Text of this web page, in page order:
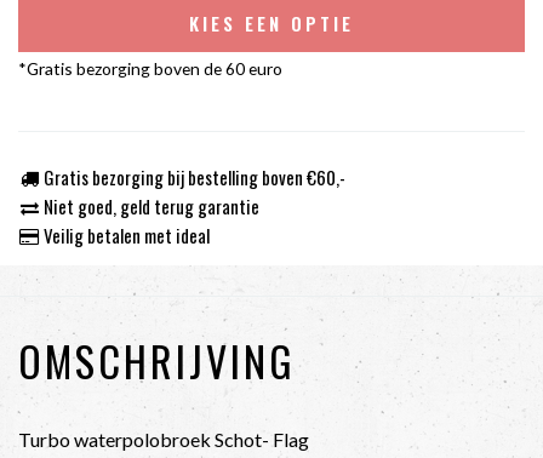
KIES EEN OPTIE
*Gratis bezorging boven de 60 euro
Gratis bezorging bij bestelling boven €60,-
Niet goed, geld terug garantie
Veilig betalen met ideal
OMSCHRIJVING
Turbo waterpolobroek Schot- Flag